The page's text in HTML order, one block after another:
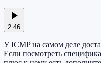
2:46
У ICMP на самом деле
Если посмотреть